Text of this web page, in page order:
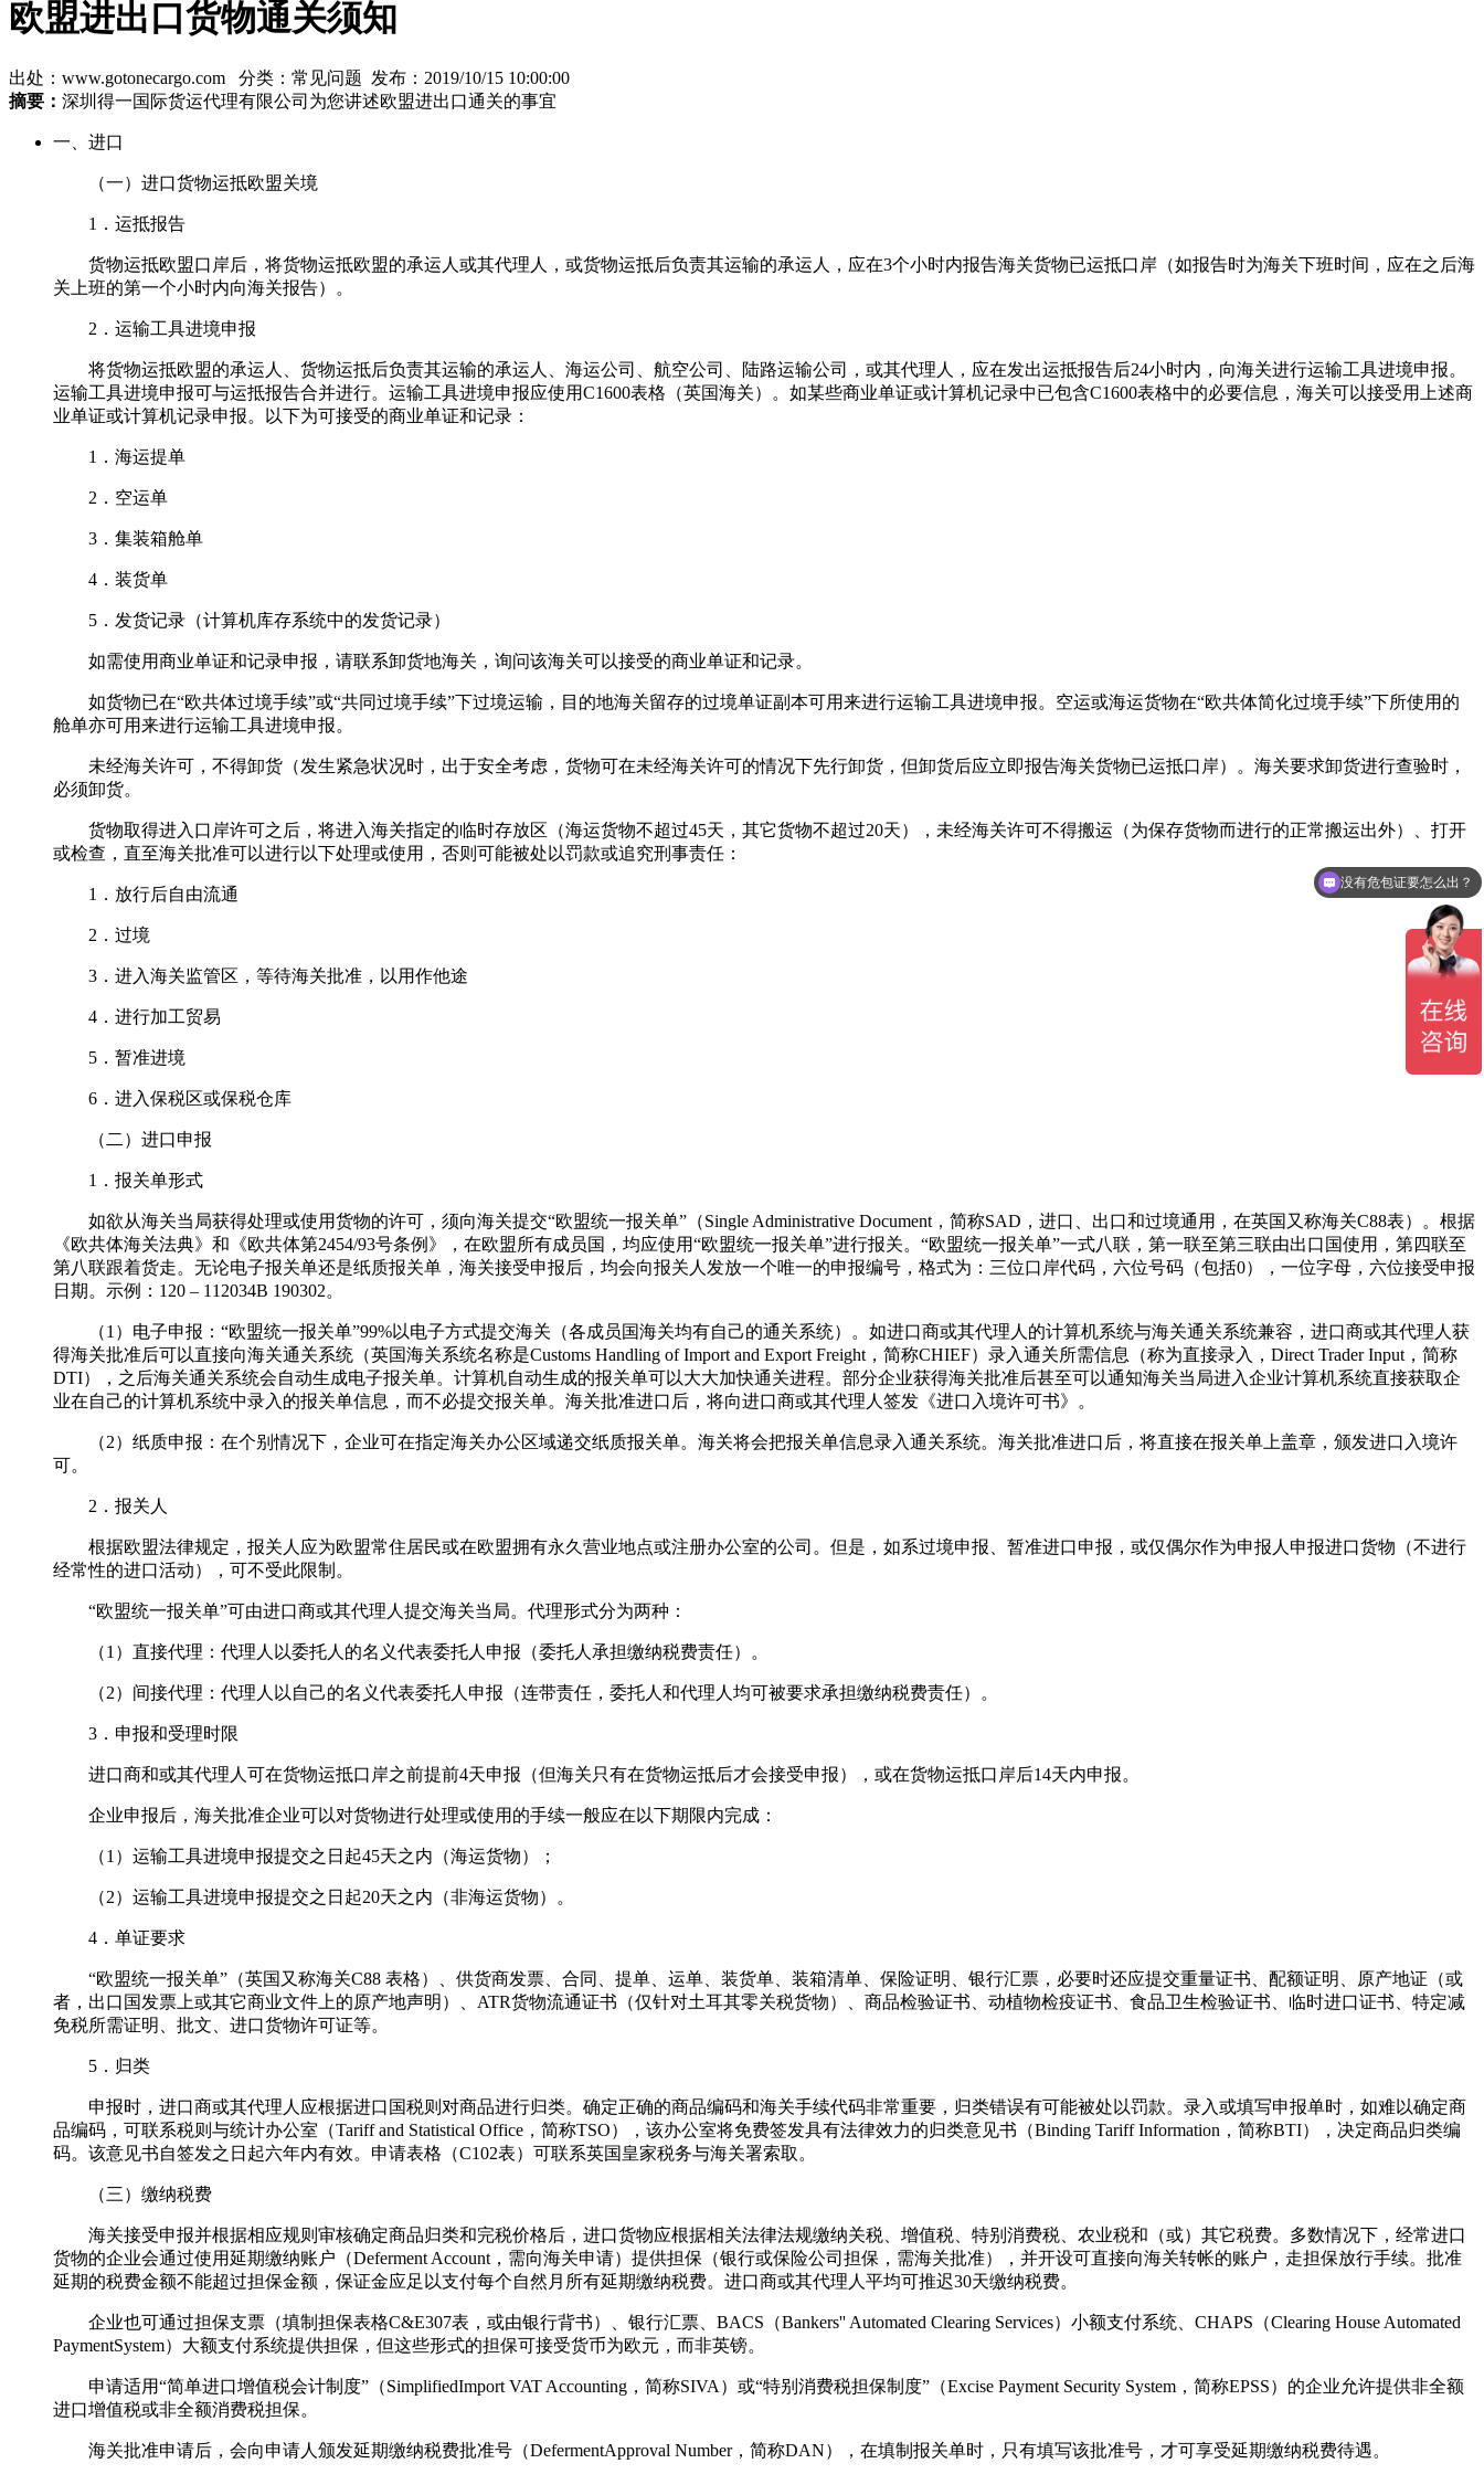
欧盟进出口货物通关须知
出处：www.gotonecargo.com 分类：常见问题 发布：2019/10/15 10:00:00
摘要： 深圳得一国际货运代理有限公司为您讲述欧盟进出口通关的事宜
一、进口
（一）进口货物运抵欧盟关境
1．运抵报告
货物运抵欧盟口岸后，将货物运抵欧盟的承运人或其代理人，或货物运抵后负责其运输的承运人，应在3个小时内报告海关货物已运抵口岸（如报告时为海关下班时间，应在之后海
关上班的第一个小时内向海关报告）。
2．运输工具进境申报
将货物运抵欧盟的承运人、货物运抵后负责其运输的承运人、海运公司、航空公司、陆路运输公司，或其代理人，应在发出运抵报告后24小时内，向海关进行运输工具进境申报。
运输工具进境申报可与运抵报告合并进行。运输工具进境申报应使用C1600表格（英国海关）。如某些商业单证或计算机记录中已包含C1600表格中的必要信息，海关可以接受用上述商
业单证或计算机记录申报。以下为可接受的商业单证和记录：
1．海运提单
2．空运单
3．集装箱舱单
4．装货单
5．发货记录（计算机库存系统中的发货记录）
如需使用商业单证和记录申报，请联系卸货地海关，询问该海关可以接受的商业单证和记录。
如货物已在“欧共体过境手续”或“共同过境手续”下过境运输，目的地海关留存的过境单证副本可用来进行运输工具进境申报。空运或海运货物在“欧共体简化过境手续”下所使用的
舱单亦可用来进行运输工具进境申报。
未经海关许可，不得卸货（发生紧急状况时，出于安全考虑，货物可在未经海关许可的情况下先行卸货，但卸货后应立即报告海关货物已运抵口岸）。海关要求卸货进行查验时，
必须卸货。
货物取得进入口岸许可之后，将进入海关指定的临时存放区（海运货物不超过45天，其它货物不超过20天），未经海关许可不得搬运（为保存货物而进行的正常搬运出外）、打开
或检查，直至海关批准可以进行以下处理或使用，否则可能被处以罚款或追究刑事责任：
1．放行后自由流通
2．过境
3．进入海关监管区，等待海关批准，以用作他途
4．进行加工贸易
5．暂准进境
6．进入保税区或保税仓库
（二）进口申报
1．报关单形式
如欲从海关当局获得处理或使用货物的许可，须向海关提交“欧盟统一报关单”（Single Administrative Document，简称SAD，进口、出口和过境通用，在英国又称海关C88表）。根据
《欧共体海关法典》和《欧共体第2454/93号条例》，在欧盟所有成员国，均应使用“欧盟统一报关单”进行报关。“欧盟统一报关单”一式八联，第一联至第三联由出口国使用，第四联至
第八联跟着货走。无论电子报关单还是纸质报关单，海关接受申报后，均会向报关人发放一个唯一的申报编号，格式为：三位口岸代码，六位号码（包括0），一位字母，六位接受申报
日期。示例：120 – 112034B 190302。
（1）电子申报：“欧盟统一报关单”99%以电子方式提交海关（各成员国海关均有自己的通关系统）。如进口商或其代理人的计算机系统与海关通关系统兼容，进口商或其代理人获
得海关批准后可以直接向海关通关系统（英国海关系统名称是Customs Handling of Import and Export Freight，简称CHIEF）录入通关所需信息（称为直接录入，Direct Trader Input，简称
DTI），之后海关通关系统会自动生成电子报关单。计算机自动生成的报关单可以大大加快通关进程。部分企业获得海关批准后甚至可以通知海关当局进入企业计算机系统直接获取企
业在自己的计算机系统中录入的报关单信息，而不必提交报关单。海关批准进口后，将向进口商或其代理人签发《进口入境许可书》。
（2）纸质申报：在个别情况下，企业可在指定海关办公区域递交纸质报关单。海关将会把报关单信息录入通关系统。海关批准进口后，将直接在报关单上盖章，颁发进口入境许
可。
2．报关人
根据欧盟法律规定，报关人应为欧盟常住居民或在欧盟拥有永久营业地点或注册办公室的公司。但是，如系过境申报、暂准进口申报，或仅偶尔作为申报人申报进口货物（不进行
经常性的进口活动），可不受此限制。
“欧盟统一报关单”可由进口商或其代理人提交海关当局。代理形式分为两种：
（1）直接代理：代理人以委托人的名义代表委托人申报（委托人承担缴纳税费责任）。
（2）间接代理：代理人以自己的名义代表委托人申报（连带责任，委托人和代理人均可被要求承担缴纳税费责任）。
3．申报和受理时限
进口商和或其代理人可在货物运抵口岸之前提前4天申报（但海关只有在货物运抵后才会接受申报），或在货物运抵口岸后14天内申报。
企业申报后，海关批准企业可以对货物进行处理或使用的手续一般应在以下期限内完成：
（1）运输工具进境申报提交之日起45天之内（海运货物）；
（2）运输工具进境申报提交之日起20天之内（非海运货物）。
4．单证要求
“欧盟统一报关单”（英国又称海关C88 表格）、供货商发票、合同、提单、运单、装货单、装箱清单、保险证明、银行汇票，必要时还应提交重量证书、配额证明、原产地证（或
者，出口国发票上或其它商业文件上的原产地声明）、ATR货物流通证书（仅针对土耳其零关税货物）、商品检验证书、动植物检疫证书、食品卫生检验证书、临时进口证书、特定减
免税所需证明、批文、进口货物许可证等。
5．归类
申报时，进口商或其代理人应根据进口国税则对商品进行归类。确定正确的商品编码和海关手续代码非常重要，归类错误有可能被处以罚款。录入或填写申报单时，如难以确定商
品编码，可联系税则与统计办公室（Tariff and Statistical Office，简称TSO），该办公室将免费签发具有法律效力的归类意见书（Binding Tariff Information，简称BTI），决定商品归类编
码。该意见书自签发之日起六年内有效。申请表格（C102表）可联系英国皇家税务与海关署索取。
（三）缴纳税费
海关接受申报并根据相应规则审核确定商品归类和完税价格后，进口货物应根据相关法律法规缴纳关税、增值税、特别消费税、农业税和（或）其它税费。多数情况下，经常进口
货物的企业会通过使用延期缴纳账户（Deferment Account，需向海关申请）提供担保（银行或保险公司担保，需海关批准），并开设可直接向海关转帐的账户，走担保放行手续。批准
延期的税费金额不能超过担保金额，保证金应足以支付每个自然月所有延期缴纳税费。进口商或其代理人平均可推迟30天缴纳税费。
企业也可通过担保支票（填制担保表格C&E307表，或由银行背书）、银行汇票、BACS（Bankers'' Automated Clearing Services）小额支付系统、CHAPS（Clearing House Automated
PaymentSystem）大额支付系统提供担保，但这些形式的担保可接受货币为欧元，而非英镑。
申请适用“简单进口增值税会计制度”（SimplifiedImport VAT Accounting，简称SIVA）或“特别消费税担保制度”（Excise Payment Security System，简称EPSS）的企业允许提供非全额
进口增值税或非全额消费税担保。
海关批准申请后，会向申请人颁发延期缴纳税费批准号（DefermentApproval Number，简称DAN），在填制报关单时，只有填写该批准号，才可享受延期缴纳税费待遇。
没有危包证要怎么出？
都有哪些航线可以走？